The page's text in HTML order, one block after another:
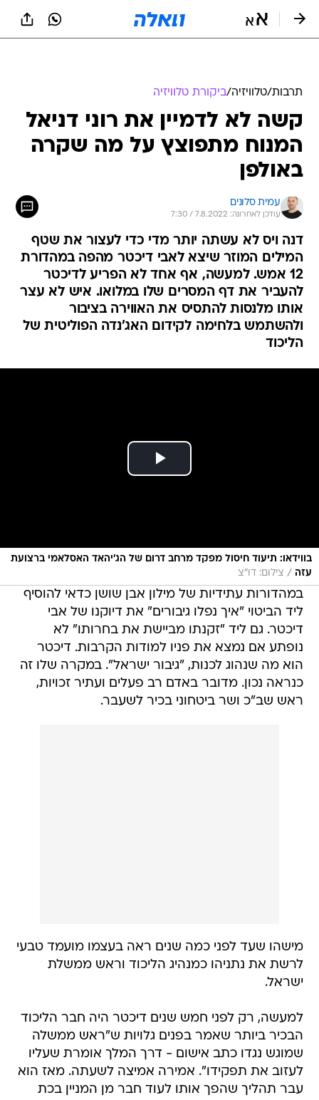
תרבות/טלוויזיה/ביקורת טלוויזיה
קשה לא לדמיין את רוני דניאל
המנוח מתפוצץ על מה שקרה
באולפן
עמית סלונים
עודכן לאחרונה: 7.8.2022 / 7:30
דנה ויס לא עשתה יותר מדי כדי לעצור את שטף
המילים המוזר שיצא לאבי דיכטר מהפה במהדורת
12 אמש. למעשה, אף אחד לא הפריע לדיכטר
להעביר את דף המסרים שלו במלואו. איש לא עצר
אותו מלנסות להתסיס את האווירה בציבור
ולהשתמש בלחימה לקידום האג'נדה הפוליטית של
הליכוד
בווידאו: תיעוד חיסול מפקד מרחב דרום של הג'יהאד האסלאמי ברצועת
עזה / צילום: דו"צ
במהדורות עתידיות של מילון אבן שושן כדאי להוסיף
ליד הביטוי "איך נפלו גיבורים" את דיוקנו של אבי
דיכטר. גם ליד "זקנתו מביישת את בחרותו" לא
נופתע אם נמצא את פניו למודות הקרבות. דיכטר
הוא מה שנהוג לכנות, "גיבור ישראל". במקרה שלו זה
כנראה נכון. מדובר באדם רב פעלים ועתיר זכויות,
ראש שב"כ ושר ביטחוני בכיר לשעבר.
מישהו שעד לפני כמה שנים ראה בעצמו מועמד טבעי
לרשת את נתניהו כמנהיג הליכוד וראש ממשלת
ישראל.
למעשה, רק לפני חמש שנים דיכטר היה חבר הליכוד
הבכיר ביותר שאמר בפנים גלויות ש"ראש ממשלה
שמוגש נגדו כתב אישום - דרך המלך אומרת שעליו
לעזוב את תפקידו". אמירה אמיצה לשעתה. מאז הוא
עבר תהליך שהפך אותו לעוד חבר מן המניין בכת